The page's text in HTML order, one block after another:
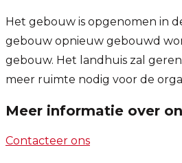
Het gebouw is opgenomen in
gebouw opnieuw gebouwd
gebouw. Het landhuis zal
meer ruimte nodig voor de
Meer informatie over
Contacteer ons